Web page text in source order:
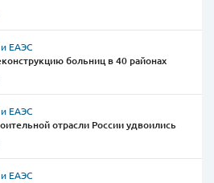
ЕАЭС
больниц в 40 районах
ЕАЭС
отрасли России удвоились
ЕАЭС